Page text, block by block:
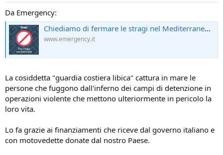
Da Emergency:
Chiediamo di fermare le stragi nel Mediterraneo e il sostegno alle milizie libiche | EMERGENCY
www.emergency.it
La cosiddetta "guardia costiera libica" cattura in mare le
persone che fuggono dall'inferno dei campi di detenzione in
operazioni violente che mettono ulteriormente in pericolo la
loro vita.
Lo fa grazie ai finanziamenti che riceve dal governo italiano e
con motovedette donate dal nostro Paese.